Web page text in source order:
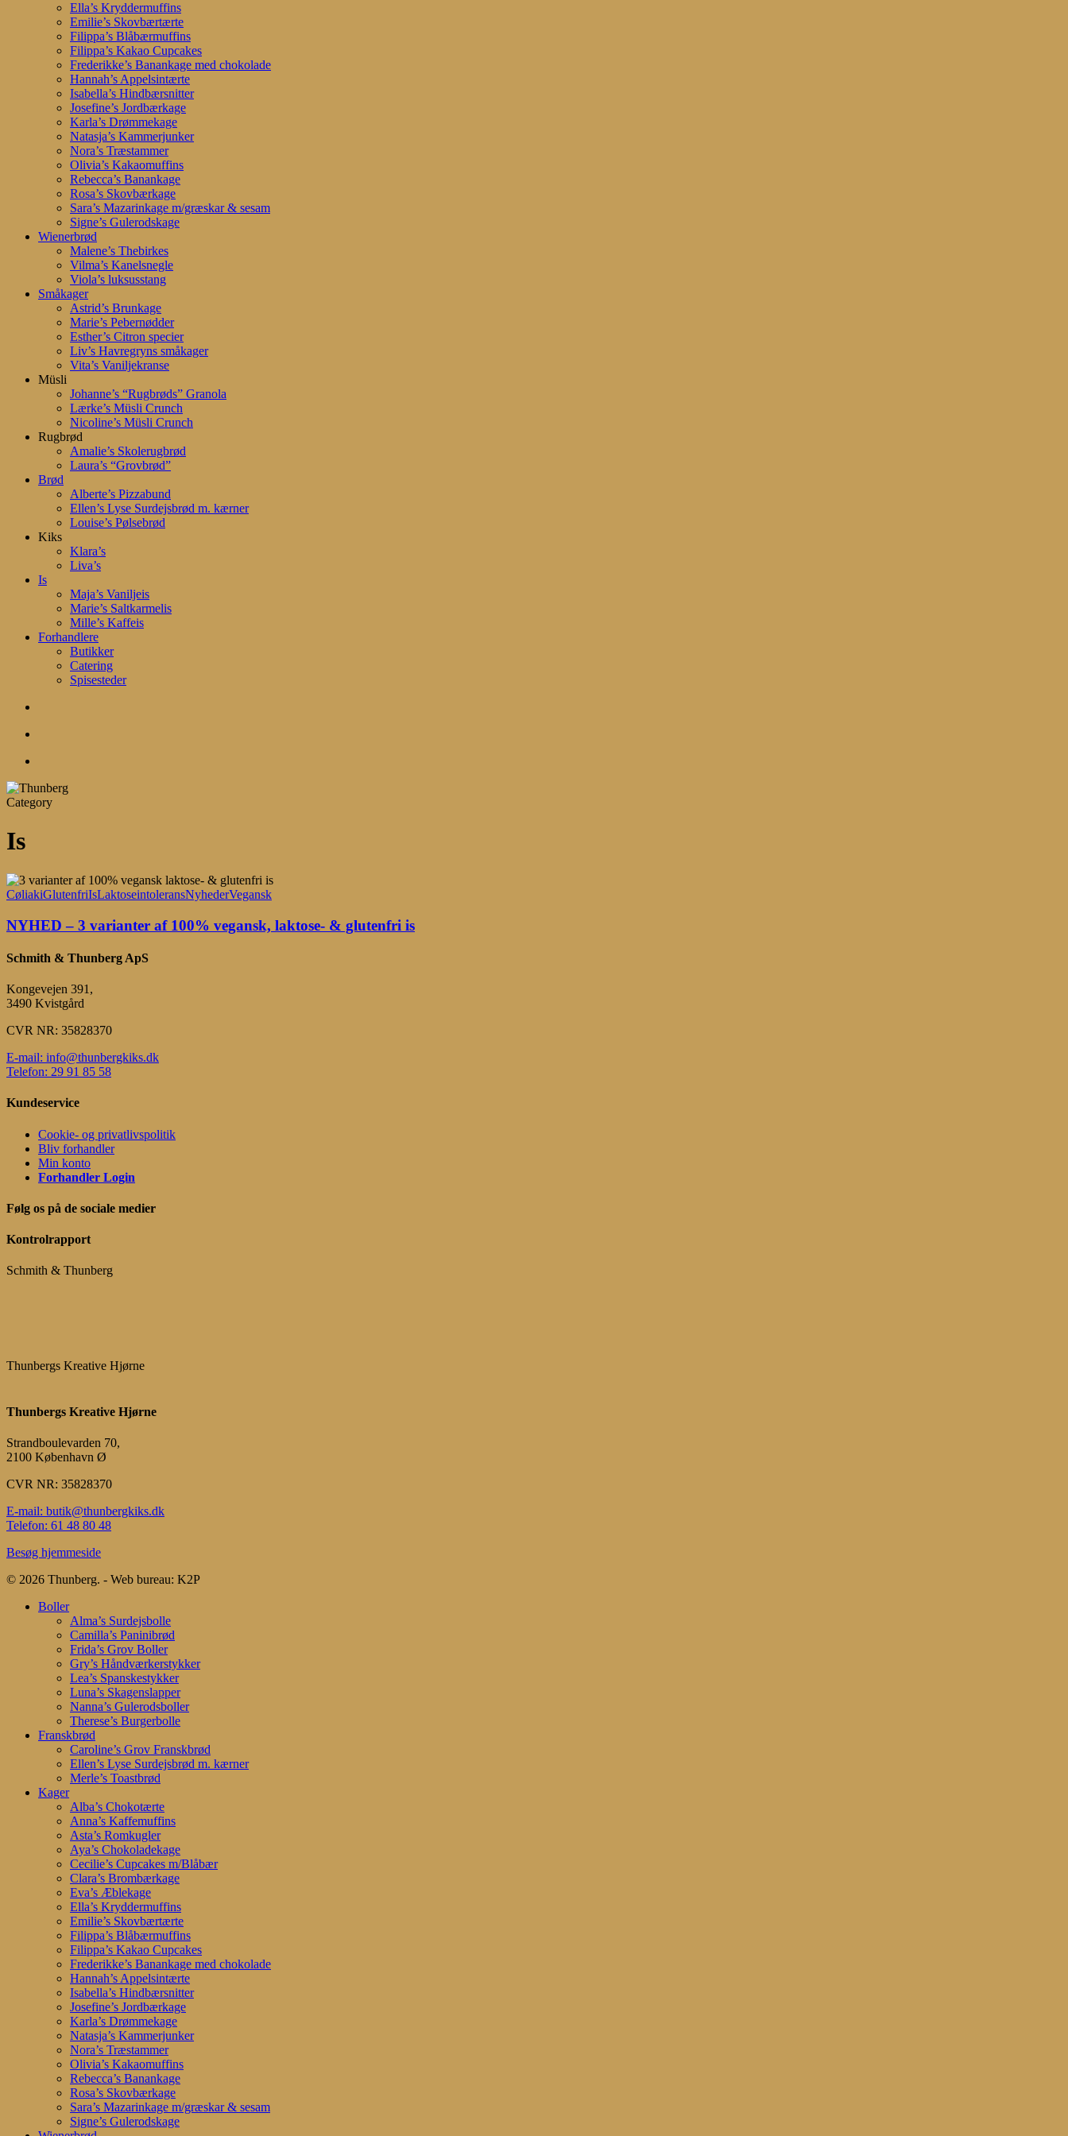
Ella’s Kryddermuffins
Emilie’s Skovbærtærte
Filippa’s Blåbærmuffins
Filippa’s Kakao Cupcakes
Frederikke’s Banankage med chokolade
Hannah’s Appelsintærte
Isabella’s Hindbærsnitter
Josefine’s Jordbærkage
Karla’s Drømmekage
Natasja’s Kammerjunker
Nora’s Træstammer
Olivia’s Kakaomuffins
Rebecca’s Banankage
Rosa’s Skovbærkage
Sara’s Mazarinkage m/græskar & sesam
Signe’s Gulerodskage
Wienerbrød
Malene’s Thebirkes
Vilma’s Kanelsnegle
Viola’s luksusstang
Småkager
Astrid’s Brunkage
Marie’s Pebernødder
Esther’s Citron specier
Liv’s Havregryns småkager
Vita’s Vaniljekranse
Müsli
Johanne’s “Rugbrøds” Granola
Lærke’s Müsli Crunch
Nicoline’s Müsli Crunch
Rugbrød
Amalie’s Skolerugbrød
Laura’s “Grovbrød”
Brød
Alberte’s Pizzabund
Ellen’s Lyse Surdejsbrød m. kærner
Louise’s Pølsebrød
Kiks
Klara’s
Liva’s
Is
Maja’s Vaniljeis
Marie’s Saltkarmelis
Mille’s Kaffeis
Forhandlere
Butikker
Catering
Spisesteder
Category
Is
NYHED
–
varianter
af
100%
vegansk,
&
glutenfri
CøliakiGlutenfriIsLaktoseintoleransNyhederVegansk
NYHED – 3 varianter af 100% vegansk, laktose- & glutenfri is
Schmith & Thunberg ApS
Kongevejen 391,
3490 Kvistgård
CVR NR: 35828370
E-mail: info@thunbergkiks.dk
Telefon: 29 91 85 58
Kundeservice
Cookie- og privatlivspolitik
Bliv forhandler
Min konto
Forhandler Login
Følg os på de sociale medier
Kontrolrapport
Schmith & Thunberg
Thunbergs Kreative Hjørne
Thunbergs Kreative Hjørne
Strandboulevarden 70,
2100 København Ø
CVR NR: 35828370
E-mail: butik@thunbergkiks.dk
Telefon: 61 48 80 48
Besøg hjemmeside
© 2026 Thunberg. - Web bureau: K2P
Close
Boller
Alma’s Surdejsbolle
Camilla’s Paninibrød
Frida’s Grov Boller
Gry’s Håndværkerstykker
Lea’s Spanskestykker
Luna’s Skagenslapper
Nanna’s Gulerodsboller
Therese’s Burgerbolle
Franskbrød
Caroline’s Grov Franskbrød
Ellen’s Lyse Surdejsbrød m. kærner
Merle’s Toastbrød
Kager
Alba’s Chokotærte
Anna’s Kaffemuffins
Asta’s Romkugler
Aya’s Chokoladekage
Cecilie’s Cupcakes m/Blåbær
Clara’s Brombærkage
Eva’s Æblekage
Ella’s Kryddermuffins
Emilie’s Skovbærtærte
Filippa’s Blåbærmuffins
Filippa’s Kakao Cupcakes
Frederikke’s Banankage med chokolade
Hannah’s Appelsintærte
Isabella’s Hindbærsnitter
Josefine’s Jordbærkage
Karla’s Drømmekage
Natasja’s Kammerjunker
Nora’s Træstammer
Olivia’s Kakaomuffins
Rebecca’s Banankage
Rosa’s Skovbærkage
Sara’s Mazarinkage m/græskar & sesam
Signe’s Gulerodskage